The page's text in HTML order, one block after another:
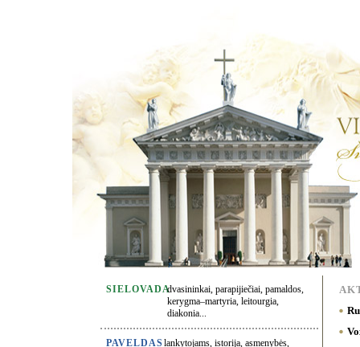
SIELOVADAdvasininkai, parapijiečiai, pamaldos,
kerygma–martyria, leitourgia,
diakonia...
PAVELDASlankytojams, istorija, asmenybės,